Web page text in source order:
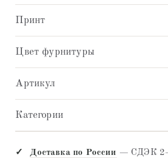
Принт
Цвет фурнитуры
Артикул
Категории
Доставка по России — СДЭК